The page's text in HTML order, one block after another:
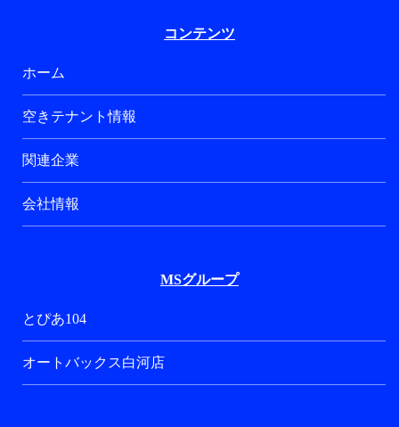
コンテンツ
ホーム
空きテナント情報
関連企業
会社情報
MSグループ
とぴあ104
オートバックス白河店